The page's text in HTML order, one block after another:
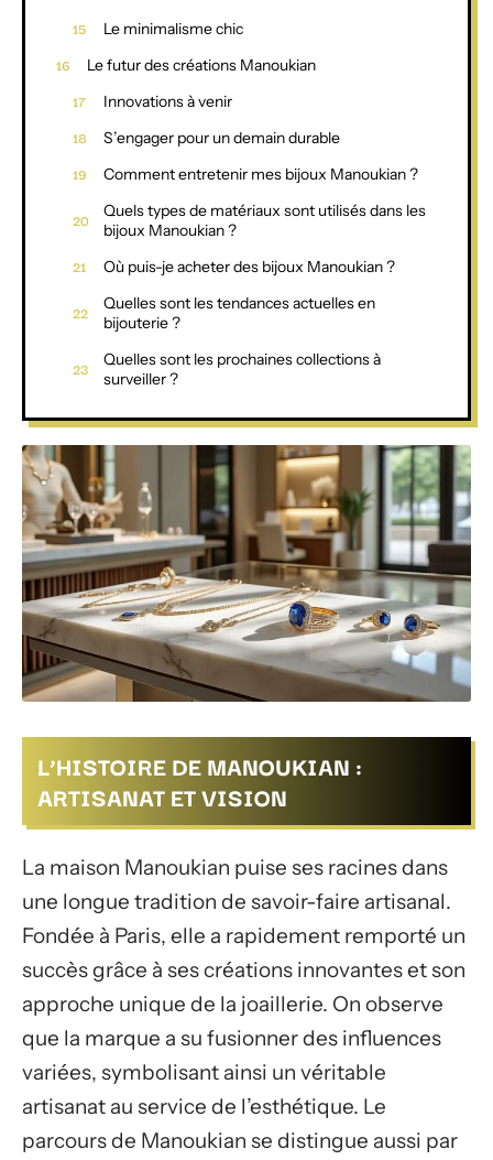
Le minimalisme chic
Le futur des créations Manoukian
Innovations à venir
S’engager pour un demain durable
Comment entretenir mes bijoux Manoukian ?
Quels types de matériaux sont utilisés dans les
bijoux Manoukian ?
Où puis-je acheter des bijoux Manoukian ?
Quelles sont les tendances actuelles en
bijouterie ?
Quelles sont les prochaines collections à
surveiller ?
L’HISTOIRE DE MANOUKIAN :
ARTISANAT ET VISION
La maison Manoukian puise ses racines dans
une longue tradition de savoir-faire artisanal.
Fondée à Paris, elle a rapidement remporté un
succès grâce à ses créations innovantes et son
approche unique de la joaillerie. On observe
que la marque a su fusionner des influences
variées, symbolisant ainsi un véritable
artisanat au service de l’esthétique. Le
parcours de Manoukian se distingue aussi par